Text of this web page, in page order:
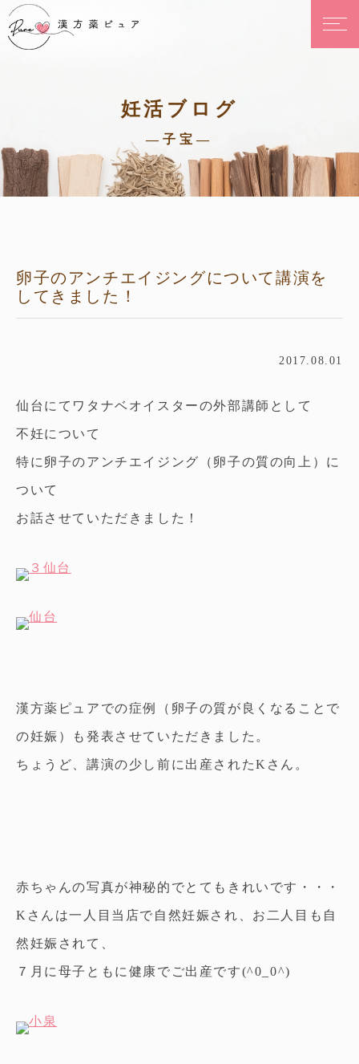
妊活ブログ
—子宝—
卵子のアンチエイジングについて講演を
してきました！
2017.08.01
仙台にてワタナベオイスターの外部講師として
不妊について
特に卵子のアンチエイジング（卵子の質の向上）に
ついて
お話させていただきました！
漢方薬ピュアでの症例（卵子の質が良くなることで
の妊娠）も発表させていただきました。
ちょうど、講演の少し前に出産されたKさん。
赤ちゃんの写真が神秘的でとてもきれいです・・・
Kさんは一人目当店で自然妊娠され、お二人目も自
然妊娠されて、
７月に母子ともに健康でご出産です(^0_0^)